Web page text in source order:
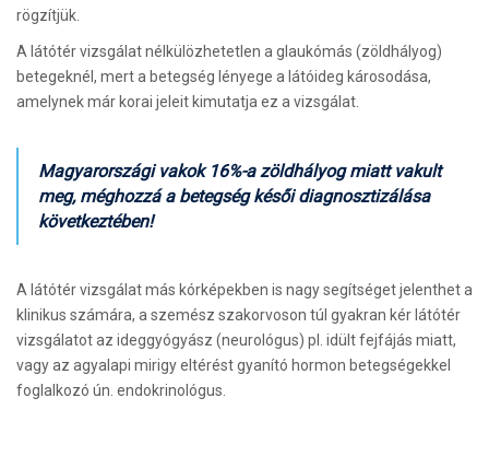
rögzítjük.
A látótér vizsgálat nélkülözhetetlen a glaukómás (zöldhályog)
betegeknél, mert a betegség lényege a látóideg károsodása,
amelynek már korai jeleit kimutatja ez a vizsgálat.
Magyarországi vakok 16%-a zöldhályog miatt vakult
meg, méghozzá a betegség késői diagnosztizálása
következtében!
A látótér vizsgálat más kórképekben is nagy segítséget jelenthet a
klinikus számára, a szemész szakorvoson túl gyakran kér látótér
vizsgálatot az ideggyógyász (neurológus) pl. idült fejfájás miatt,
vagy az agyalapi mirigy eltérést gyanító hormon betegségekkel
foglalkozó ún. endokrinológus.